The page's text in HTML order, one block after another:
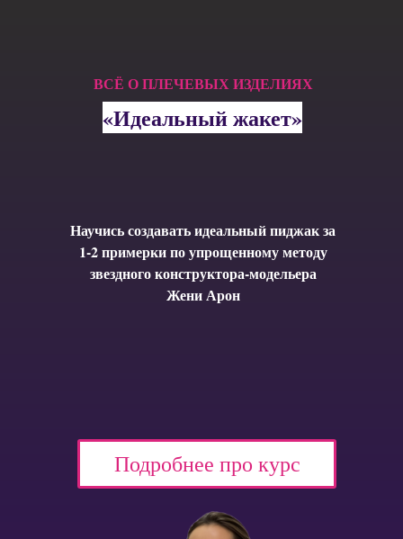
«Идеальный жакет»
Научись создавать идеальный пиджак за
1-2 примерки по упрощенному методу
звездного конструктора-модельера
Жени Арон
Подробнее про курс
ВСЁ О ПЛЕЧЕВЫХ ИЗДЕЛИЯХ